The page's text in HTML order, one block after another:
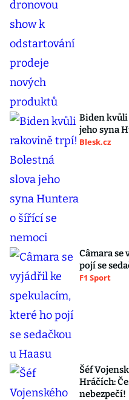
Biden
jeho syna
Blesk.cz
Câmara se
pojí se
F1 Sport
Šéf
Hráčích:
nebezpečí!